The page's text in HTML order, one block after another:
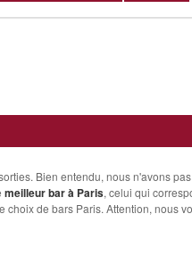
Bien entendu, nous n'avons
meilleur bar à Paris, celui qui
choix de bars Paris. Attention, nous